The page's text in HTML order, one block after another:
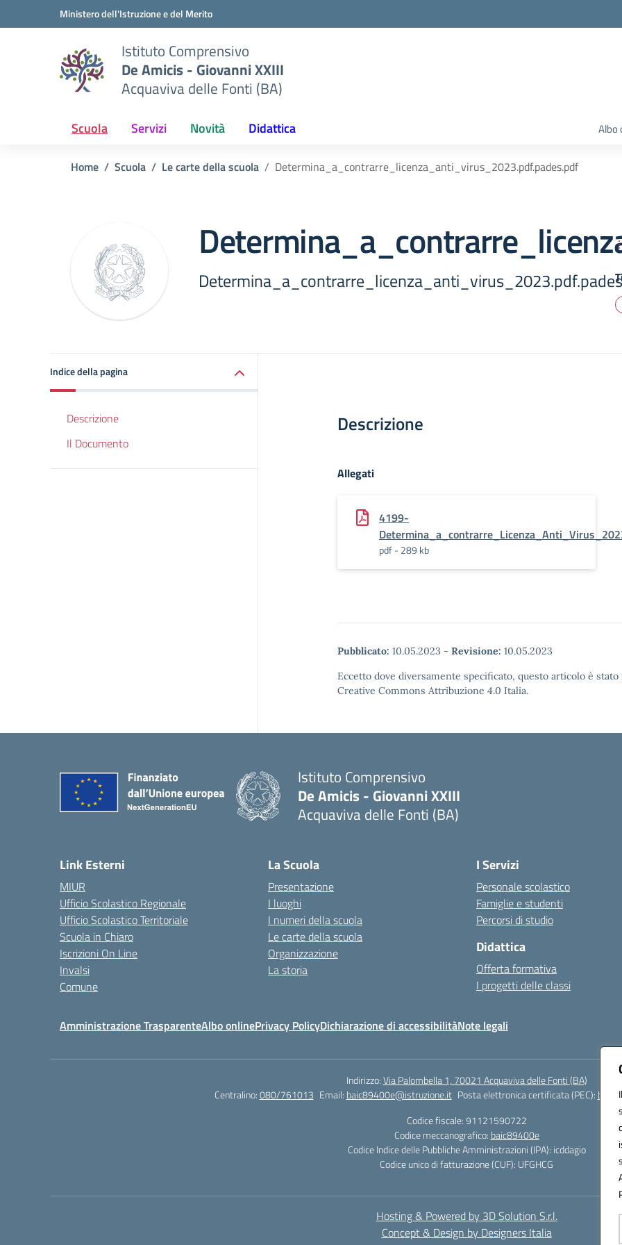
Vai ai contenuti
Vai al menu di navigazioneMinistero dell'Istruzione e del Merito
Istituto Comprensivo
De Amicis - Giovanni XXIII
Acquaviva delle Fonti (BA)
Scuola Servizi Novità Didattica Albo
Home Scuola Le carte della scuola Determina_a_contrarre_licenza_anti_virus_2023.pdf.pades.pdf
Indice della pagina
Descrizione
Il Documento
Descrizione
Allegati
4199-
pdf - 289 kb
Pubblicato: 10.05.2023 - Revisione: 10.05.2023
Eccetto dove diversamente specificato, questo articolo è
Creative Commons Attribuzione 4.0 Italia.
Istituto Comprensivo
De Amicis - Giovanni XXIII
Acquaviva delle Fonti (BA)
Link Esterni
MIUR
Ufficio Scolastico Regionale
Ufficio Scolastico Territoriale
Scuola in Chiaro
Iscrizioni On Line
Invalsi
Comune
La Scuola
Presentazione
I luoghi
I numeri della scuola
Le carte della scuola
Organizzazione
La storia
I Servizi
Personale scolastico
Famiglie e studenti
Percorsi di studio
Didattica
Offerta formativa
I progetti delle classi
Amministrazione TrasparenteAlbo onlinePrivacy PolicyDichiarazione di accessibilitàNote legali
Indirizzo:Via Palombella 1, 70021 Acquaviva delle Fonti (BA)
Centralino:080/761013 Email: baic89400e@istruzione.it Posta elettronica certificata (PEC):
Codice fiscale: 91121590722
Codice meccanografico: baic89400e
Codice Indice delle Pubbliche Amministrazioni (IPA): icddagio
Codice unico di fatturazione (CUF): UFGHCG
Hosting & Powered by 3D Solution S.r.l.
Concept & Design by Designers Italia